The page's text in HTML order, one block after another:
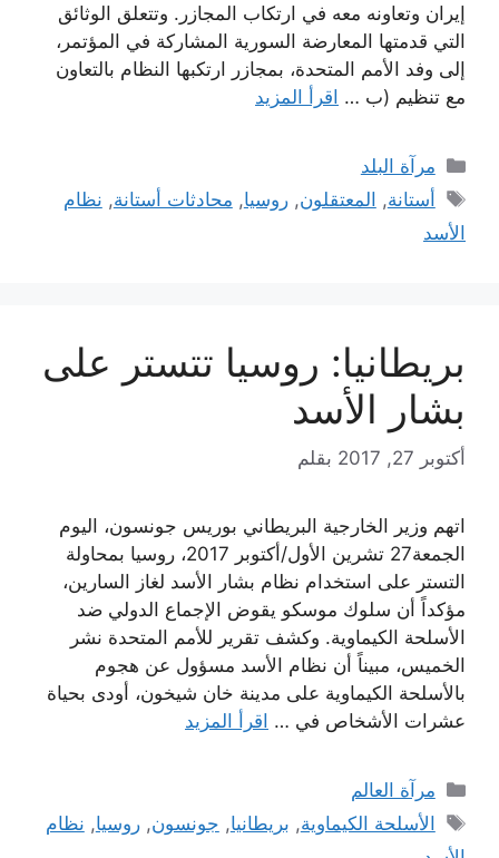
إيران وتعاونه معه في ارتكاب المجازر. وتتعلق الوثائق
التي قدمتها المعارضة السورية المشاركة في المؤتمر،
إلى وفد الأمم المتحدة، بمجازر ارتكبها النظام بالتعاون
مع تنظيم (ب … اقرأ المزيد
التصنيفات
مرآة البلد
الوسوم
أستانة, المعتقلون,روسيا, محادثات أستانة, نظام
الأسد
بريطانيا: روسيا تتستر على
بشار الأسد
أكتوبر 27, 2017 بقلم
اتهم وزير الخارجية البريطاني بوريس جونسون، اليوم
الجمعة27 تشرين الأول/أكتوبر 2017، روسيا بمحاولة
التستر على استخدام نظام بشار الأسد لغاز السارين،
مؤكداً أن سلوك موسكو يقوض الإجماع الدولي ضد
الأسلحة الكيماوية. وكشف تقرير للأمم المتحدة نشر
الخميس، مبيناً أن نظام الأسد مسؤول عن هجوم
بالأسلحة الكيماوية على مدينة خان شيخون، أودى بحياة
عشرات الأشخاص في … اقرأ المزيد
التصنيفات
مرآة العالم
الوسوم
الأسلحة الكيماوية, بريطانيا, جونسون,روسيا, نظام